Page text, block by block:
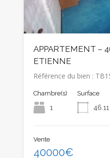
APPARTEMENT –
ETIENNE
Référence du bien :
Chambre(s)
1
Surface
46.11
Vente
40000€